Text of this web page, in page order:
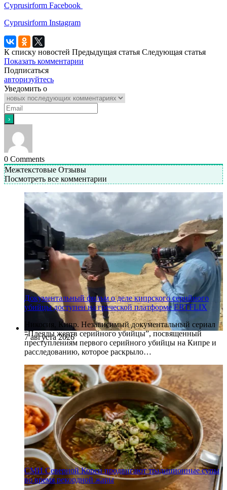
Cyprusirform Facebook
Cyprusirform Instagram
К списку новостей Предыдущая статья Следующая статья
Показать комментарии
Подписаться
авторизуйтесь
Уведомить о
0 Comments
Межтекстовые Отзывы
Посмотреть все комментарии
7 августа 2026
Документальный фильм о деле кипрского серийного
убийцы доступен на греческой платформе ERTFLIX
Никосия, Кипр. Независимый документальный сериал
“Плеяды жертв серийного убийцы”, посвященный
преступлениям первого серийного убийцы на Кипре и
расследованию, которое раскрыло…
СМИ Северной Кореи продвигают традиционные супы
во время рекордной жары